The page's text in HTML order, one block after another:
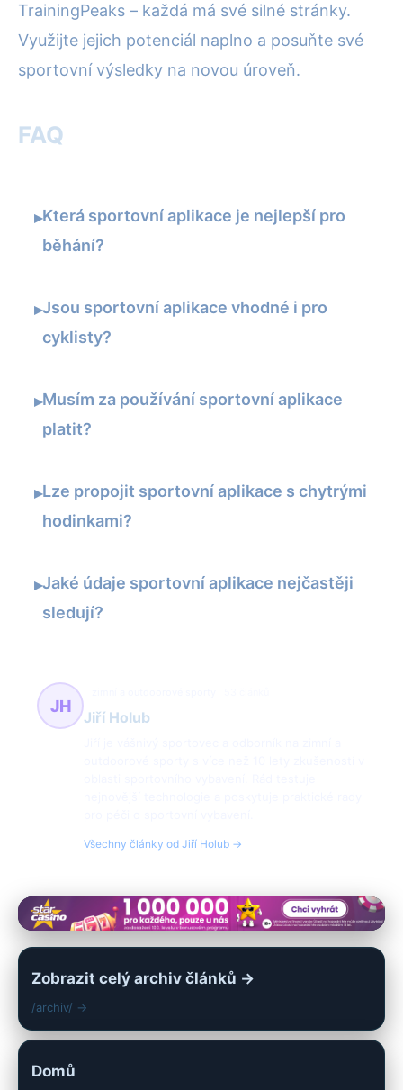
TrainingPeaks – každá má své silné stránky.
Využijte jejich potenciál naplno a posuňte své
sportovní výsledky na novou úroveň.
FAQ
▸Která sportovní aplikace je nejlepší pro
běhání?
▸Jsou sportovní aplikace vhodné i pro
cyklisty?
▸Musím za používání sportovní aplikace
platit?
▸Lze propojit sportovní aplikace s chytrými
hodinkami?
▸Jaké údaje sportovní aplikace nejčastěji
sledují?
JH
Jiří Holub
Všechny články od Jiří Holub →
Zobrazit celý archiv článků →
/archiv/ →
Domů